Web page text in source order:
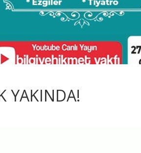
YAKINDA!